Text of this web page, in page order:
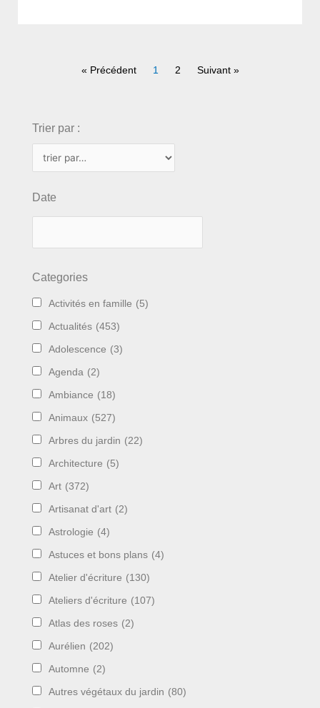
« Précédent 1 2 Suivant »
Trier par :
Date
Categories
Activités en famille (5)
Actualités (453)
Adolescence (3)
Agenda (2)
Ambiance (18)
Animaux (527)
Arbres du jardin (22)
Architecture (5)
Art (372)
Artisanat d'art (2)
Astrologie (4)
Astuces et bons plans (4)
Atelier d'écriture (130)
Ateliers d'écriture (107)
Atlas des roses (2)
Aurélien (202)
Automne (2)
Autres végétaux du jardin (80)